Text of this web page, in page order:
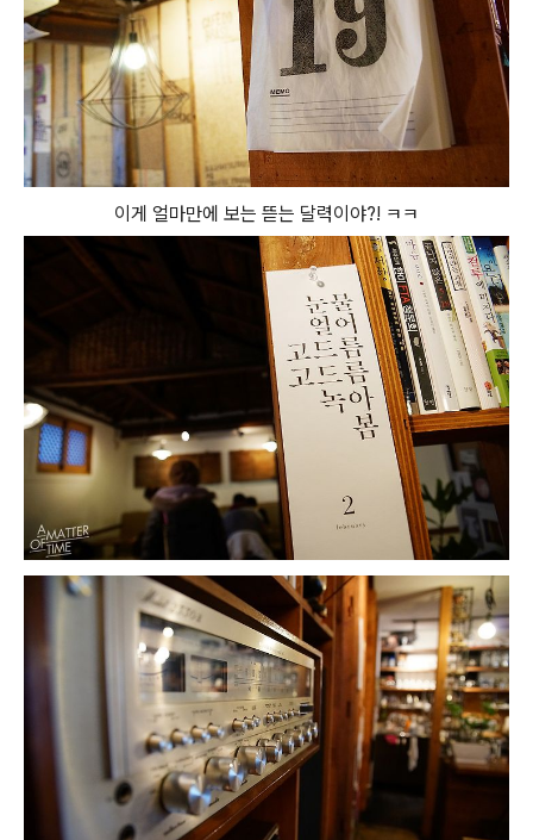
이게 얼마만에 보는 뜯는 달력이야?! ㅋㅋ